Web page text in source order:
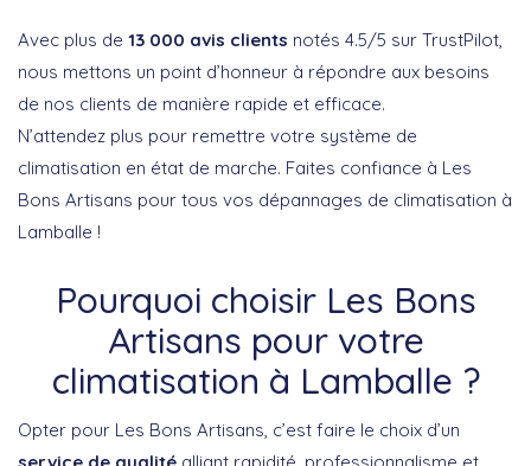
Avec plus de 13 000 avis clients notés 4.5/5 sur TrustPilot,
nous mettons un point d’honneur à répondre aux besoins
de nos clients de manière rapide et efficace.
N’attendez plus pour remettre votre système de
climatisation en état de marche. Faites confiance à Les
Bons Artisans pour tous vos dépannages de climatisation à
Lamballe !
Pourquoi choisir Les Bons
Artisans pour votre
climatisation à Lamballe ?
Opter pour Les Bons Artisans, c’est faire le choix d’un